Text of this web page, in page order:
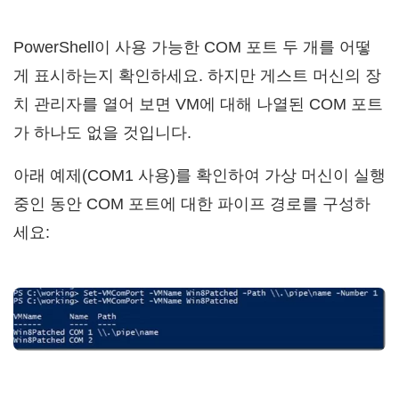
PowerShell이 사용 가능한 COM 포트 두 개를 어떻
게 표시하는지 확인하세요. 하지만 게스트 머신의 장
치 관리자를 열어 보면 VM에 대해 나열된 COM 포트
가 하나도 없을 것입니다.
아래 예제(COM1 사용)를 확인하여 가상 머신이 실행
중인 동안 COM 포트에 대한 파이프 경로를 구성하
세요: